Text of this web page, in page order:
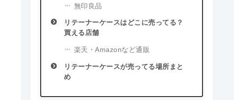
無印良品
リテーナーケースはどこに売ってる？
買える店舗
楽天・Amazonなど通販
リテーナーケースが売ってる場所まと
め